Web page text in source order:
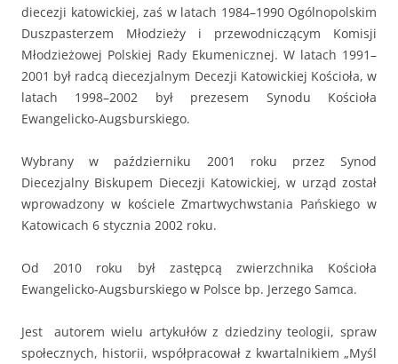
diecezji katowickiej, zaś w latach 1984–1990 Ogólnopolskim
Duszpasterzem Młodzieży i przewodniczącym Komisji
Młodzieżowej Polskiej Rady Ekumenicznej. W latach 1991–
2001 był radcą diecezjalnym Decezji Katowickiej Kościoła, w
latach 1998–2002 był prezesem Synodu Kościoła
Ewangelicko-Augsburskiego.
Wybrany w październiku 2001 roku przez Synod
Diecezjalny Biskupem Diecezji Katowickiej, w urząd został
wprowadzony w kościele Zmartwychwstania Pańskiego w
Katowicach 6 stycznia 2002 roku.
Od 2010 roku był zastępcą zwierzchnika Kościoła
Ewangelicko-Augsburskiego w Polsce bp. Jerzego Samca.
Jest autorem wielu artykułów z dziedziny teologii, spraw
społecznych, historii, współpracował z kwartalnikiem „Myśl